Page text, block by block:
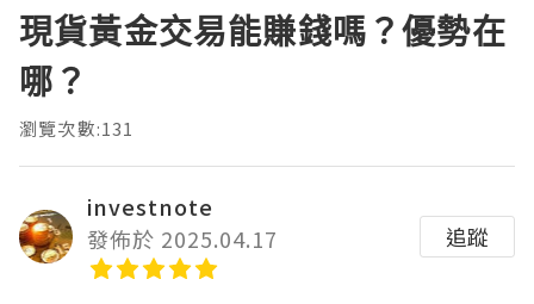
現貨黃金交易能賺錢嗎？優勢在
哪？
瀏覽次數:131
investnote
發佈於 2025.04.17
追蹤